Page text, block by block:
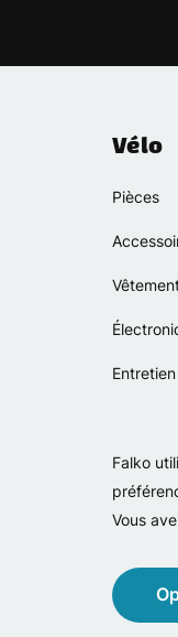
Falko
Vous
Vélo
Pièces
Entretien